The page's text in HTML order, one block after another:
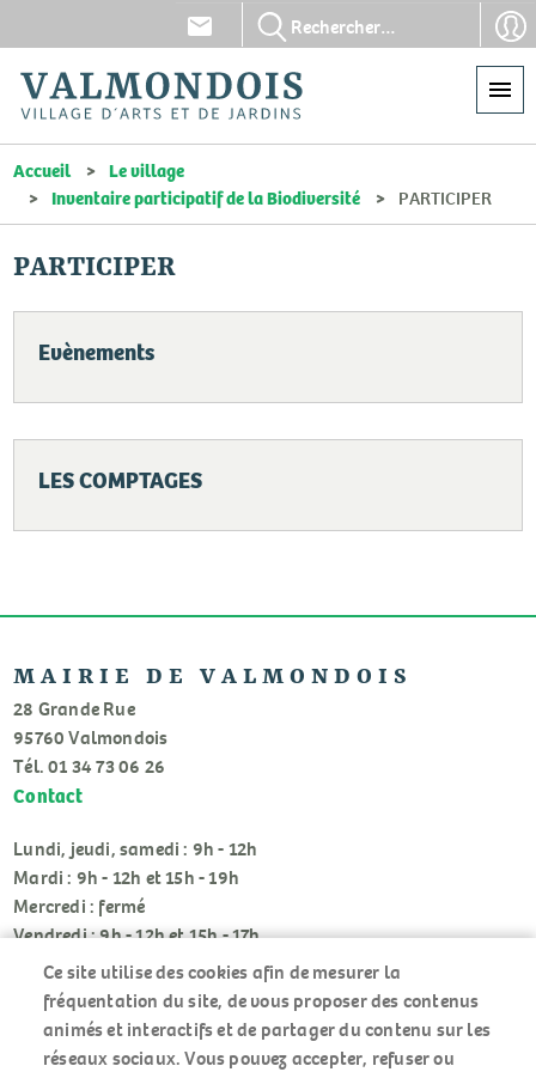
Aller
au
contenu
principal
En-
tête
-
Communication
En-
tête
-
Accueil
Le village
Inventaire participatif de la Biodiversité
PARTICIPER
PARTICIPER
Evènements
LES COMPTAGES
MAIRIE DE VALMONDOIS
28 Grande Rue
95760 Valmondois
Tél. 01 34 73 06 26
Contact
Lundi, jeudi, samedi : 9h - 12h
Mardi : 9h - 12h et 15h - 19h
Mercredi : fermé
Vendredi : 9h - 12h et 15h - 17h
Ce site utilise des cookies afin de mesurer la
fréquentation du site, de vous proposer des contenus
animés et interactifs et de partager du contenu sur les
réseaux sociaux. Vous pouvez accepter, refuser ou